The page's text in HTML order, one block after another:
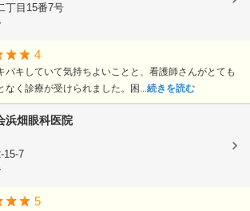
丁目15番7号
4
パキしていて気持ちよいことと、看護師さんがとても
なく診療が受けられました。困...続きを読む
浜畑眼科医院
15-7
5